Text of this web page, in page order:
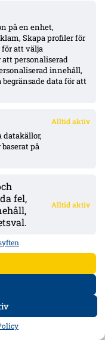
på en enhet,
Skapa profiler för
att välja
personaliserad
innehåll,
data för att
Alltid aktiv
datakällor,
på
fel,
Alltid aktiv
bråk – VAR-ilska och
mötet i Conference
en tidig avblåsning trots
– Heintz frisk och
på Gamla Ullevi i kväll.
och väntas